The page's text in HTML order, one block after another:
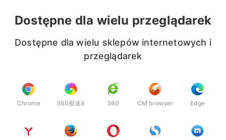
Dostępne dla wielu przeglądarek
Dostępne dla wielu sklepów internetowych i
przeglądarek
Chrome 360极速X 360 CM browser Edge